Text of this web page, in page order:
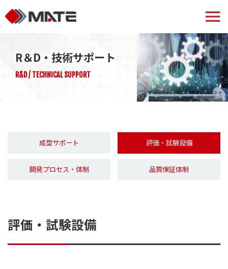
R＆D・技術サポート
R&D / TECHNICAL SUPPORT
成型サポート 評価・試験設備
開発プロセス・体制 品質保証体制
評価・試験設備